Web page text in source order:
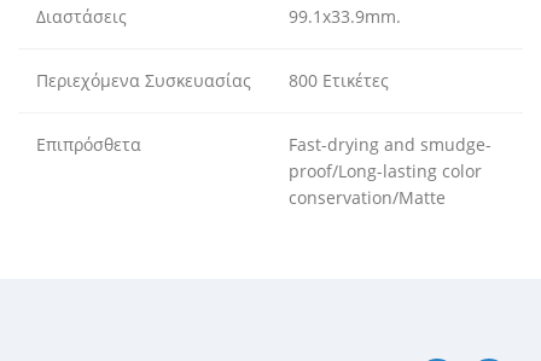
Διαστάσεις 99.1x33.9mm.
Περιεχόμενα Συσκευασίας 800 Ετικέτες
Επιπρόσθετα
Fast-drying and smudge-
proof/Long-lasting color
conservation/Matte